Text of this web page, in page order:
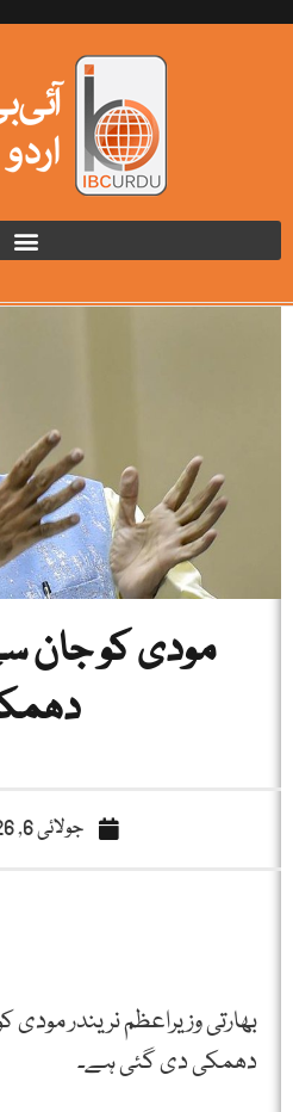
مودی کو جان
جولائی 6, 2026
بھارتی وزیراعظم نریندر
دھمکی دی گئی ہے۔